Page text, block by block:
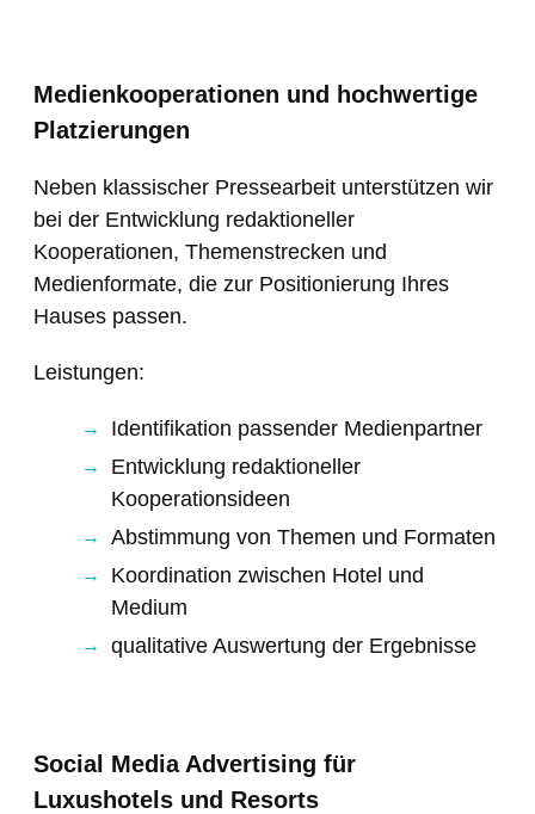
Medienkooperationen und hochwertige
Platzierungen
Neben klassischer Pressearbeit unterstützen wir
bei der Entwicklung redaktioneller
Kooperationen, Themenstrecken und
Medienformate, die zur Positionierung Ihres
Hauses passen.
Leistungen:
Identifikation passender Medienpartner
Entwicklung redaktioneller
Kooperationsideen
Abstimmung von Themen und Formaten
Koordination zwischen Hotel und
Medium
qualitative Auswertung der Ergebnisse
Social Media Advertising für
Luxushotels und Resorts